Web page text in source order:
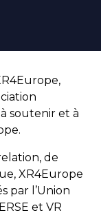
soutenir et à
de
XR4Europe
par l’Union
et VR